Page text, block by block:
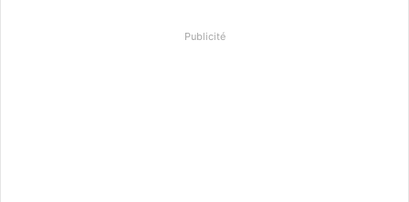
Publicité